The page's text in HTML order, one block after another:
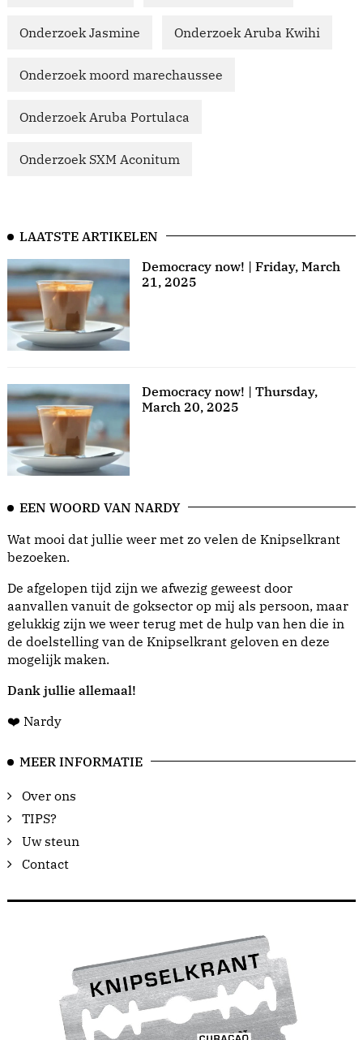
Onderzoek Jasmine Onderzoek Aruba Kwihi
Onderzoek moord marechaussee
Onderzoek Aruba Portulaca
Onderzoek SXM Aconitum
LAATSTE ARTIKELEN
Democracy now! | Friday, March
21, 2025
Democracy now! | Thursday,
March 20, 2025
EEN WOORD VAN NARDY
Wat mooi dat jullie weer met zo velen de Knipselkrant
bezoeken.
De afgelopen tijd zijn we afwezig geweest door
aanvallen vanuit de goksector op mij als persoon, maar
gelukkig zijn we weer terug met de hulp van hen die in
de doelstelling van de Knipselkrant geloven en deze
mogelijk maken.
Dank jullie allemaal!
❤️ Nardy
MEER INFORMATIE
Over ons
TIPS?
Uw steun
Contact